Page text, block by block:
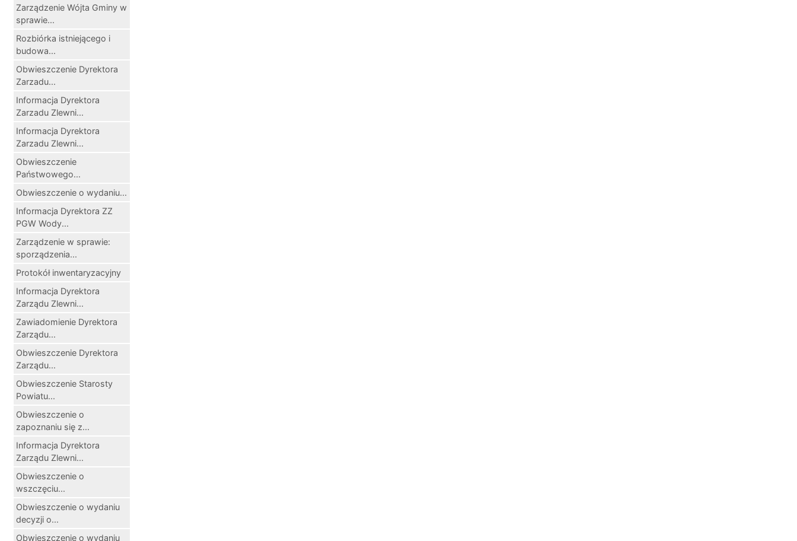
Zarządzenie Wójta Gminy w
sprawie...
Rozbiórka istniejącego i
budowa...
Obwieszczenie Dyrektora
Zarzadu...
Informacja Dyrektora
Zarzadu Zlewni...
Informacja Dyrektora
Zarzadu Zlewni...
Obwieszczenie
Państwowego...
Obwieszczenie o wydaniu...
Informacja Dyrektora ZZ
PGW Wody...
Zarządzenie w sprawie:
sporządzenia...
Protokół inwentaryzacyjny
Informacja Dyrektora
Zarządu Zlewni...
Zawiadomienie Dyrektora
Zarządu...
Obwieszczenie Dyrektora
Zarządu...
Obwieszczenie Starosty
Powiatu...
Obwieszczenie o
zapoznaniu się z...
Informacja Dyrektora
Zarządu Zlewni...
Obwieszczenie o
wszczęciu...
Obwieszczenie o wydaniu
decyzji o...
Obwieszczenie o wydaniu